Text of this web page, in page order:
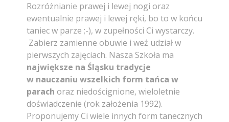
Rozróżnianie prawej i lewej nogi oraz
ewentualnie prawej i lewej ręki, bo to w końcu
taniec w parze ;-), w zupełności Ci wystarczy.
Zabierz zamienne obuwie i weź udział w
pierwszych zajęciach. Nasza Szkoła ma
największe na Śląsku tradycje
w nauczaniu wszelkich form tańca w
parach oraz niedoścignione, wieloletnie
doświadczenie (rok założenia 1992).
Proponujemy Ci wiele innych form tanecznych